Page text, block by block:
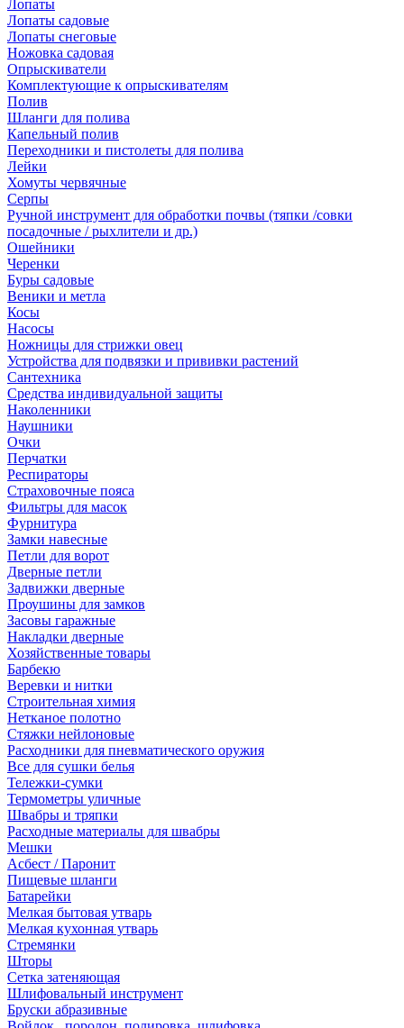
Лопаты
Лопаты садовые
Лопаты снеговые
Ножовка садовая
Опрыскиватели
Комплектующие к опрыскивателям
Полив
Шланги для полива
Капельный полив
Переходники и пистолеты для полива
Лейки
Хомуты червячные
Серпы
Ручной инструмент для обработки почвы (тяпки /совки
посадочные / рыхлители и др.)
Ошейники
Черенки
Буры садовые
Веники и метла
Косы
Насосы
Ножницы для стрижки овец
Устройства для подвязки и прививки растений
Сантехника
Средства индивидуальной защиты
Наколенники
Наушники
Очки
Перчатки
Респираторы
Страховочные пояса
Фильтры для масок
Фурнитура
Замки навесные
Петли для ворот
Дверные петли
Задвижки дверные
Проушины для замков
Засовы гаражные
Накладки дверные
Хозяйственные товары
Барбекю
Веревки и нитки
Строительная химия
Нетканое полотно
Стяжки нейлоновые
Расходники для пневматического оружия
Все для сушки белья
Тележки-сумки
Термометры уличные
Швабры и тряпки
Расходные материалы для швабры
Мешки
Асбест / Паронит
Пищевые шланги
Батарейки
Мелкая бытовая утварь
Мелкая кухонная утварь
Стремянки
Шторы
Сетка затеняющая
Шлифовальный инструмент
Бруски абразивные